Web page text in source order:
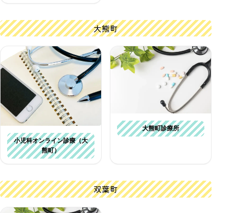
大熊町
小児科オンライン診療（大
熊町）
大熊町診療所
双葉町